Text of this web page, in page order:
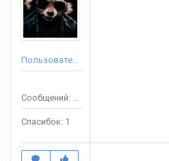
Пользователь
Сообщений: 72
Спасибок: 1